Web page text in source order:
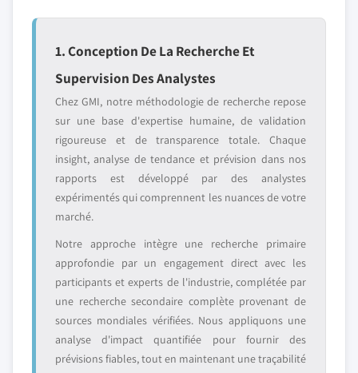
1. Conception De La Recherche Et
Supervision Des Analystes
Chez GMI, notre méthodologie de recherche repose
sur une base d'expertise humaine, de validation
rigoureuse et de transparence totale. Chaque
insight, analyse de tendance et prévision dans nos
rapports est développé par des analystes
expérimentés qui comprennent les nuances de votre
marché.
Notre approche intègre une recherche primaire
approfondie par un engagement direct avec les
participants et experts de l'industrie, complétée par
une recherche secondaire complète provenant de
sources mondiales vérifiées. Nous appliquons une
analyse d'impact quantifiée pour fournir des
prévisions fiables, tout en maintenant une traçabilité